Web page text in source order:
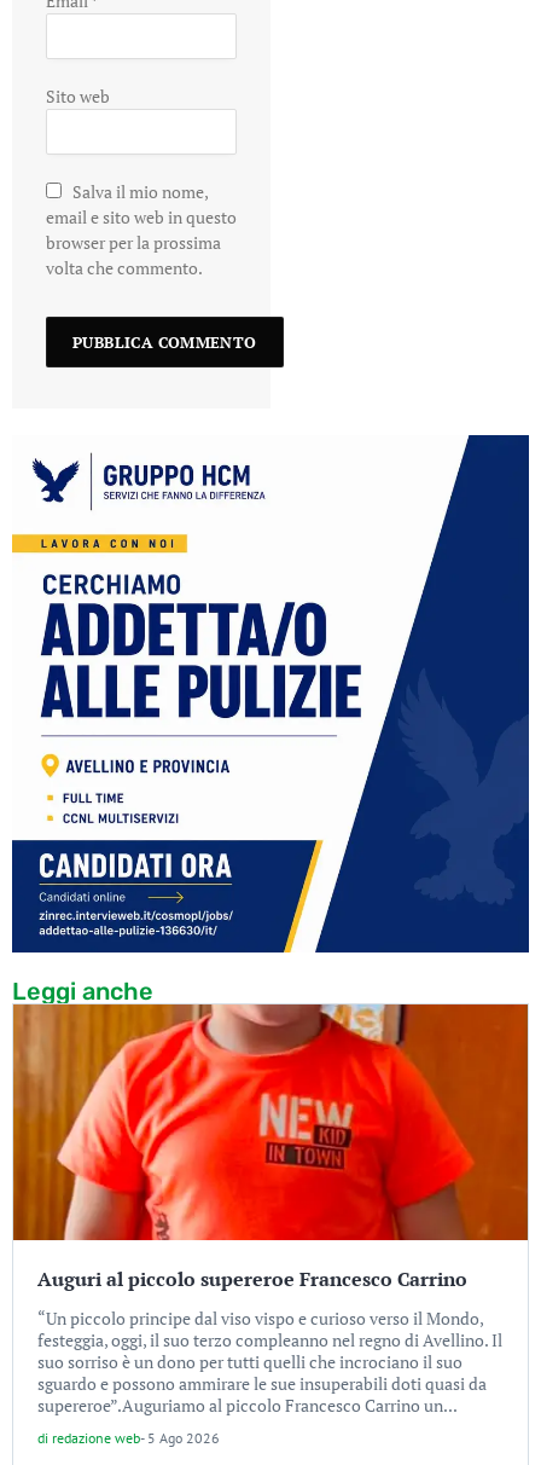
Sito web
Salva il mio nome,
email e sito web in questo
browser per la prossima
volta che commento.
Leggi anche
Auguri al piccolo supereroe Francesco Carrino
“Un piccolo principe dal viso vispo e curioso verso il Mondo,
festeggia, oggi, il suo terzo compleanno nel regno di Avellino. Il
suo sorriso è un dono per tutti quelli che incrociano il suo
sguardo e possono ammirare le sue insuperabili doti quasi da
supereroe”.Auguriamo al piccolo Francesco Carrino un...
di redazione web- 5 Ago 2026